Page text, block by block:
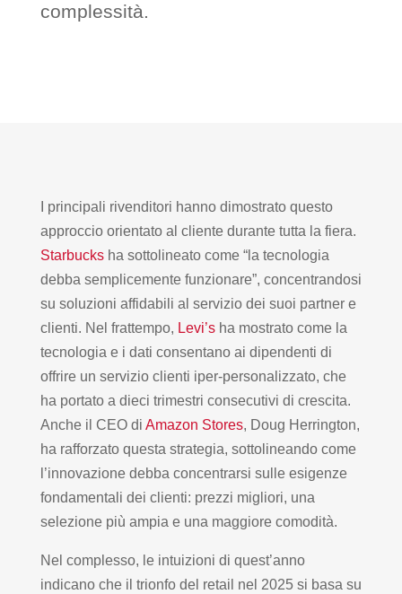
complessità.
I principali rivenditori hanno dimostrato questo
approccio orientato al cliente durante tutta la fiera.
Starbucksha sottolineato come “la tecnologia
debba semplicemente funzionare”, concentrandosi
su soluzioni affidabili al servizio dei suoi partner e
clienti. Nel frattempo, Levi’sha mostrato come la
tecnologia e i dati consentano ai dipendenti di
offrire un servizio clienti iper-personalizzato, che
ha portato a dieci trimestri consecutivi di crescita.
Anche il CEO di Amazon Stores, Doug Herrington,
ha rafforzato questa strategia, sottolineando come
l’innovazione debba concentrarsi sulle esigenze
fondamentali dei clienti: prezzi migliori, una
selezione più ampia e una maggiore comodità.
Nel complesso, le intuizioni di quest’anno
indicano che il trionfo del retail nel 2025 si basa su